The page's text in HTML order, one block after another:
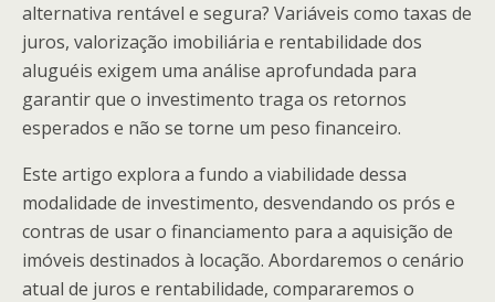
alternativa rentável e segura? Variáveis como taxas de
juros, valorização imobiliária e rentabilidade dos
aluguéis exigem uma análise aprofundada para
garantir que o investimento traga os retornos
esperados e não se torne um peso financeiro.
Este artigo explora a fundo a viabilidade dessa
modalidade de investimento, desvendando os prós e
contras de usar o financiamento para a aquisição de
imóveis destinados à locação. Abordaremos o cenário
atual de juros e rentabilidade, compararemos o